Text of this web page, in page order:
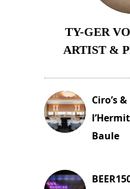
TY-GER
ARTIST &
Ciro’s
Baule